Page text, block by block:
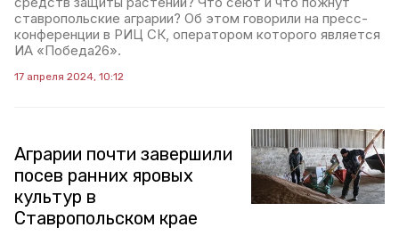
ставропольские аграрии? Об этом говорили на пресс-
конференции в РИЦ СК, оператором которого является
ИА «Победа26».
17 апреля 2024, 10:12
Аграрии почти завершили
посев ранних яровых
культур в
Ставропольском крае